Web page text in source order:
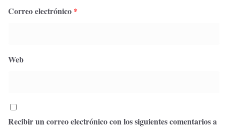
Correo electrónico *
Web
Recibir un correo electrónico con los siguientes comentarios a